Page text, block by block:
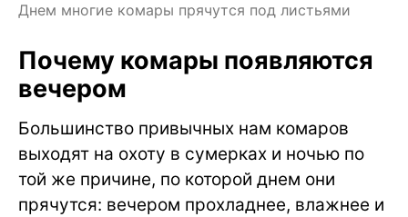
Днем многие комары прячутся под листьями
Почему комары появляются
вечером
Большинство привычных нам комаров
выходят на охоту в сумерках и ночью по
той же причине, по которой днем они
прячутся: вечером прохладнее, влажнее и